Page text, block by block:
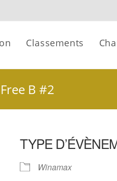
Classements
Free B #2
TYPE
Winamax